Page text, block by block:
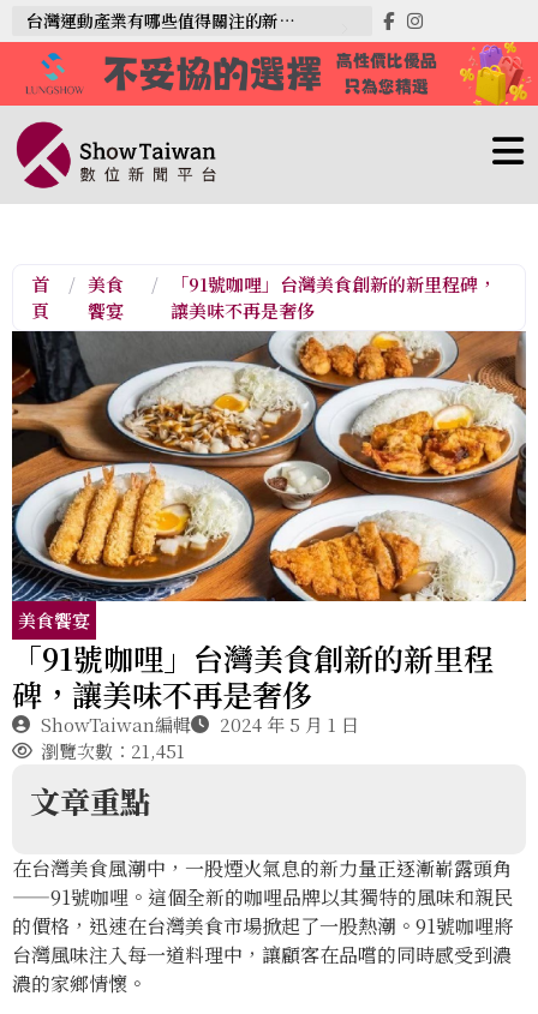
台灣運動產業有哪些值得關注的新趨勢？
首
頁
/ 美食
饗宴
/
「91號咖哩」台灣美食創新的新里程碑，
讓美味不再是奢侈
美食饗宴
「91號咖哩」台灣美食創新的新里程
碑，讓美味不再是奢侈
ShowTaiwan編輯
2024 年 5 月 1 日
瀏覽次數：21,451
文章重點
在台灣美食風潮中，一股煙火氣息的新力量正逐漸嶄露頭角
——91號咖哩。這個全新的咖哩品牌以其獨特的風味和親民
的價格，迅速在台灣美食市場掀起了一股熱潮。91號咖哩將
台灣風味注入每一道料理中，讓顧客在品嚐的同時感受到濃
濃的家鄉情懷。